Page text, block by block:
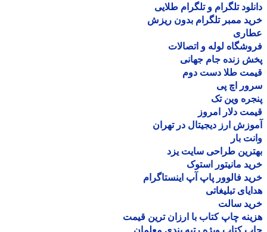
تلگرام و تلگرام طلایی
ممبر تلگرام بدون ریزش
لوله و اتصالات
زنده جام جهانی
طلا دست دوم
اچ پی
وین تک
دلار امروز
ارز دیجیتال در تهران
بار
طراحی سایت یزد
مانیتور استوک
فالوور پاپ آپ اینستاگرام
تبلیغاتی
سالت
چاپ کتاب با ارزان ترین قیمت